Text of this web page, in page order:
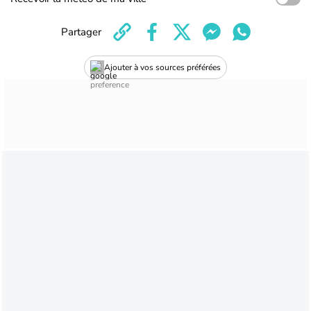
Ajouter à vos sources préférées
Partager